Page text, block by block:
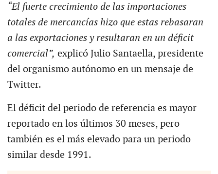
“El fuerte crecimiento de las importaciones
totales de mercancías hizo que estas rebasaran
a las exportaciones y resultaran en un déficit
comercial”, explicó Julio Santaella, presidente
del organismo autónomo en un mensaje de
Twitter.
El déficit del periodo de referencia es mayor
reportado en los últimos 30 meses, pero
también es el más elevado para un periodo
similar desde 1991.